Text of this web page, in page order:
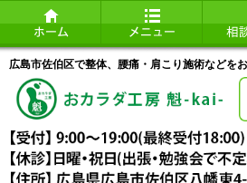
広島市佐伯区で整体、腰痛・肩こり施術などをお